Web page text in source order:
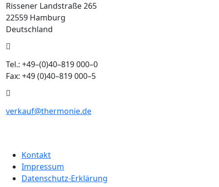
Rissener Landstraße 265
22559 Hamburg
Deutschland
Tel.: +49–(0)40–819 000–0
Fax: +49 (0)40–819 000–5
verkauf@thermonie.de
Kontakt
Impressum
Datenschutz-Erklärung